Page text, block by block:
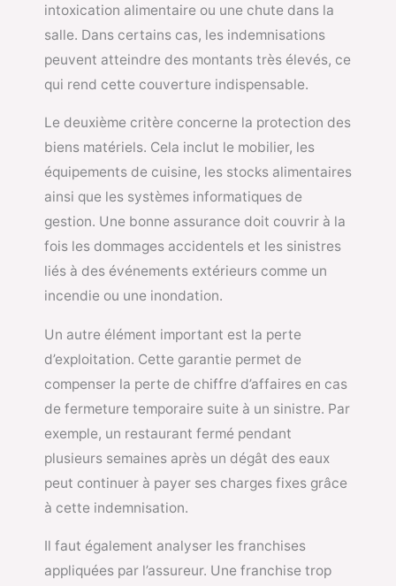
intoxication alimentaire ou une chute dans la
salle. Dans certains cas, les indemnisations
peuvent atteindre des montants très élevés, ce
qui rend cette couverture indispensable.
Le deuxième critère concerne la protection des
biens matériels. Cela inclut le mobilier, les
équipements de cuisine, les stocks alimentaires
ainsi que les systèmes informatiques de
gestion. Une bonne assurance doit couvrir à la
fois les dommages accidentels et les sinistres
liés à des événements extérieurs comme un
incendie ou une inondation.
Un autre élément important est la perte
d’exploitation. Cette garantie permet de
compenser la perte de chiffre d’affaires en cas
de fermeture temporaire suite à un sinistre. Par
exemple, un restaurant fermé pendant
plusieurs semaines après un dégât des eaux
peut continuer à payer ses charges fixes grâce
à cette indemnisation.
Il faut également analyser les franchises
appliquées par l’assureur. Une franchise trop